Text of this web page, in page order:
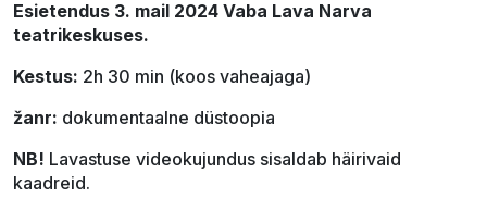
Esietendus 3. mail 2024 Vaba Lava Narva
teatrikeskuses.
Kestus: 2h 30 min (koos vaheajaga)
žanr: dokumentaalne düstoopia
NB! Lavastuse videokujundus sisaldab häirivaid
kaadreid.